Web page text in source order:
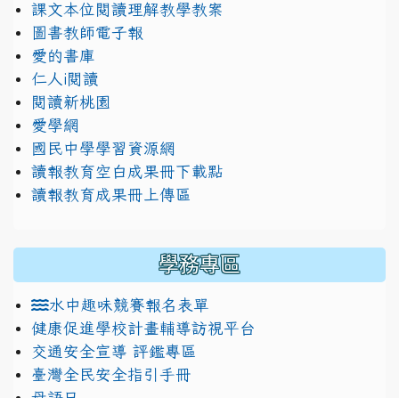
課文本位閱讀理解教學教案
圖書教師電子報
愛的書庫
仁人i閱讀
閱讀新桃園
愛學網
國民中學學習資源網
讀報教育空白成果冊下載點
讀報教育成果冊上傳區
學務專區
水中趣味競賽報名表單
健康促進學校計畫輔導訪視平台
交通安全宣導 評鑑專區
臺灣全民安全指引手冊